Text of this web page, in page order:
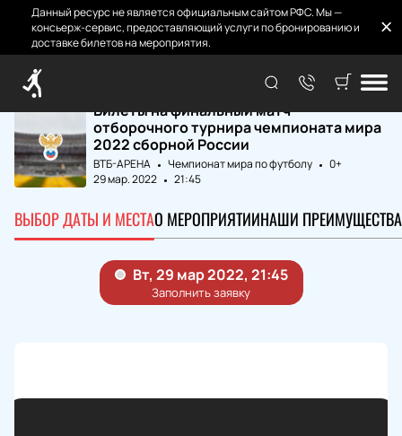
Данный ресурс не является официальным сайтом РФС. Мы —
консьерж-сервис, предоставляющий услуги по бронированию и
доставке билетов на мероприятия.
Главная Финальный матч о...
Билеты на финальный матч
отборочного турнира чемпионата мира
2022 сборной России
ВТБ-АРЕНА Чемпионат мира по футболу
0+
29 мар. 2022
21:45
ВЫБОР ДАТЫ И МЕСТАО МЕРОПРИЯТИИНАШИ ПРЕИМУЩЕСТВА